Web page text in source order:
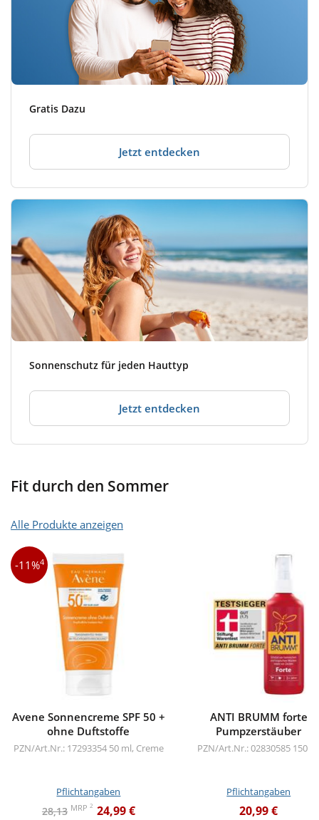
Gratis Dazu
Jetzt entdecken
Sonnenschutz für jeden Hauttyp
Jetzt entdecken
Fit durch den Sommer
Alle Produkte anzeigen
-11%4
Avene Sonnencreme SPF 50 +
ohne Duftstoffe
PZN/Art.Nr.: 17293354 50 ml, Creme
Pflichtangaben
28,13 MRP 2 24,99 €
ANTI BRUMM forte
Pumpzerstäuber
PZN/Art.Nr.: 02830585 150
Pflichtangaben
20,99 €